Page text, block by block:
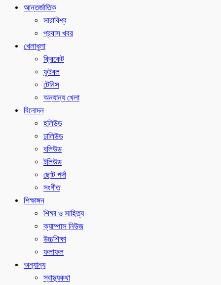
আন্তর্জাতিক
সারাবিশ্ব
প্রবাস খবর
খেলাধুলা
ক্রিকেট
ফুটবল
টেনিস
অন্যান্য খেলা
বিনোদন
হলিউড
ঢালিউড
বলিউড
টলিউড
ছোট পর্দা
সংগীত
শিক্ষাঙ্গন
শিক্ষা ও সাহিত্য
ক্যাম্পাস নিউজ
উচ্চশিক্ষা
ফলাফল
অন্যান্য
স্বাস্থ্যকথা